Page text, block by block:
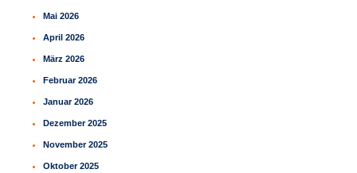
Mai 2026
April 2026
März 2026
Februar 2026
Januar 2026
Dezember 2025
November 2025
Oktober 2025